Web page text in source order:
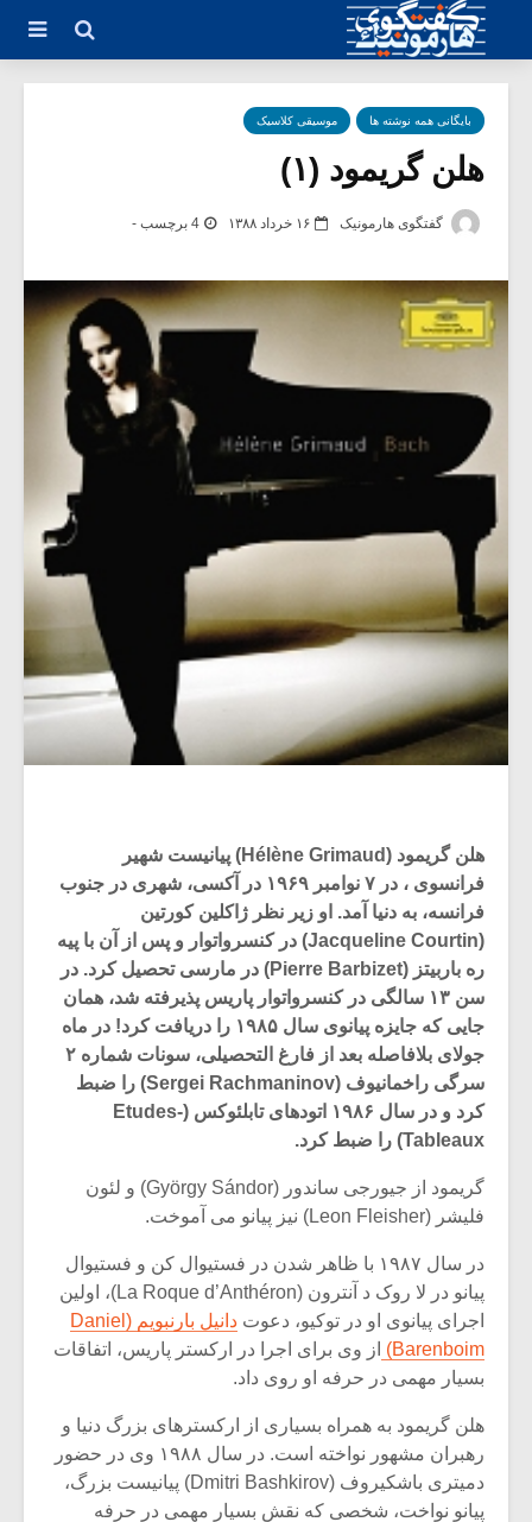
بایگانی همه نوشته ها موسیقی کلاسیک
هلن گریمود (۱)
گفتگوی هارمونیک ۱۶ خرداد ۱۳۸۸ 4 برچسب -
هلن گریمود (Hélène Grimaud) پیانیست شهیر
فرانسوی ، در ۷ نوامبر ۱۹۶۹ در آکسی، شهری در جنوب
فرانسه، به دنیا آمد. او زیر نظر ژاکلین کورتین
(Jacqueline Courtin) در کنسرواتوار و پس از آن با پیه
ره باربیتز (Pierre Barbizet) در مارسی تحصیل کرد. در
سن ۱۳ سالگی در کنسرواتوار پاریس پذیرفته شد، همان
جایی که جایزه پیانوی سال ۱۹۸۵ را دریافت کرد! در ماه
جولای بلافاصله بعد از فارغ التحصیلی، سونات شماره ۲
سرگی راخمانیوف (Sergei Rachmaninov) را ضبط
کرد و در سال ۱۹۸۶ اتودهای تابلئوکس (Etudes-
Tableaux) را ضبط کرد.
گریمود از جیورجی ساندور (György Sándor) و لئون
فلیشر (Leon Fleisher) نیز پیانو می آموخت.
در سال ۱۹۸۷ با ظاهر شدن در فستیوال کن و فستیوال
پیانو در لا روک د آنترون (La Roque d’Anthéron)، اولین
اجرای پیانوی او در توکیو، دعوت
دانیل بارنبویم (Daniel
Barenboim)
از وی برای اجرا در ارکستر پاریس، اتفاقات
بسیار مهمی در حرفه او روی داد.
هلن گریمود به همراه بسیاری از ارکسترهای بزرگ دنیا و
رهبران مشهور نواخته است. در سال ۱۹۸۸ وی در حضور
دمیتری باشکیروف (Dmitri Bashkirov) پیانیست بزرگ،
پیانو نواخت، شخصی که نقش بسیار مهمی در حرفه
میکلوش روژا موریس ژار